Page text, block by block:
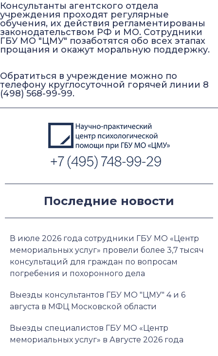
Консультанты агентского отдела
учреждения проходят регулярные
обучения, их действия регламентированы
законодательством РФ и МО. Сотрудники
ГБУ МО "ЦМУ" позаботятся обо всех этапах
прощания и окажут моральную поддержку.
Обратиться в учреждение можно по
телефону круглосуточной горячей линии 8
(498) 568-99-99.
Последние новости
В июле 2026 года сотрудники ГБУ МО «Центр
мемориальных услуг» провели более 3,7 тысяч
консультаций для граждан по вопросам
погребения и похоронного дела
Выезды консультантов ГБУ МО "ЦМУ" 4 и 6
августа в МФЦ Московской области
Выезды специалистов ГБУ МО «Центр
мемориальных услуг» в Августе 2026 года